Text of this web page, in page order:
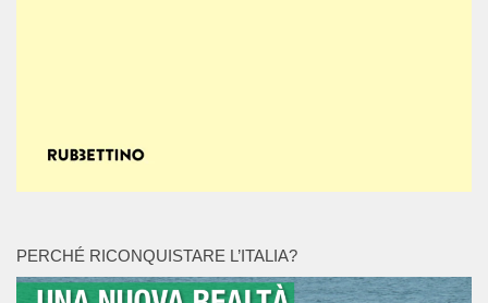
PERCHÉ RICONQUISTARE L’ITALIA?